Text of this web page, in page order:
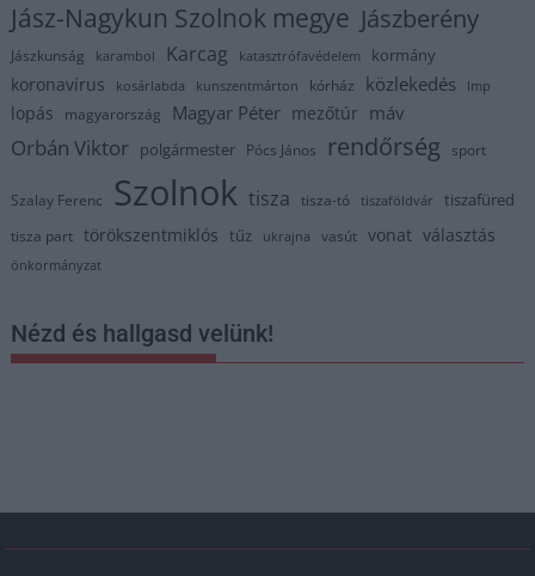
Jász-Nagykun Szolnok megye Jászberény
Jászkunság karambol Karcag katasztrófavédelem kormány
koronavírus kosárlabda kunszentmárton kórház közlekedés lmp
lopás magyarország Magyar Péter mezőtúr máv
Orbán Viktor polgármester Pócs János rendőrség sport
Szalay Ferenc Szolnok tisza tisza-tó tiszaföldvár tiszafüred
tisza part törökszentmiklós tűz ukrajna vasút vonat választás
önkormányzat
Nézd és hallgasd velünk!